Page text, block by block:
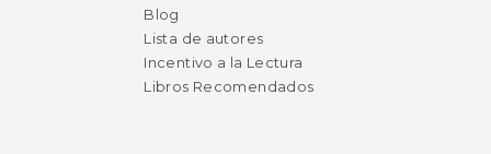
Blog
Lista de autores
Incentivo a la Lectura
Libros Recomendados